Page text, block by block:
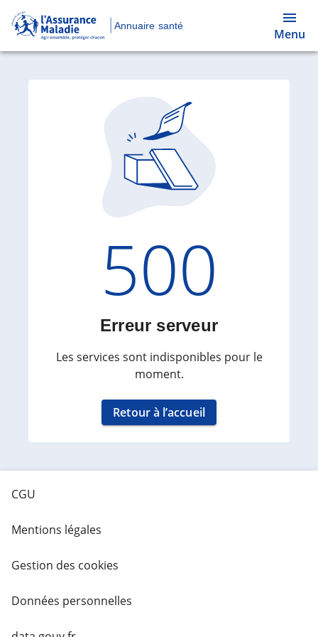
Annuaire santé
Menu
Code
500
Erreur serveur
Les services sont indisponibles pour le
moment.
Retour à l’accueil
CGU
Mentions légales
Gestion des cookies
Données personnelles